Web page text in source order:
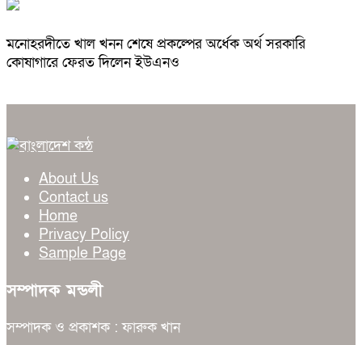
মনোহরদীতে খাল খনন শেষে প্রকল্পের অর্ধেক অর্থ সরকারি
কোষাগারে ফেরত দিলেন ইউএনও
About Us
Contact us
Home
Privacy Policy
Sample Page
সম্পাদক মন্ডলী
সম্পাদক ও প্রকাশক : ফারুক খান